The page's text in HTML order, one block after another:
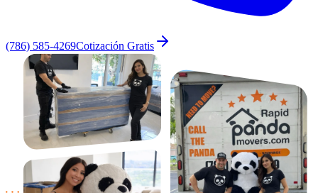
(786) 585-4269Cotización Gratis